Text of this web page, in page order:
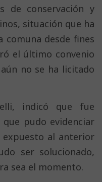
de conservación y
situación que ha
desde fines
el último convenio
no se ha licitado
indicó que fue
que pudo evidenciar
al anterior
ser solucionado,
sea el momento.